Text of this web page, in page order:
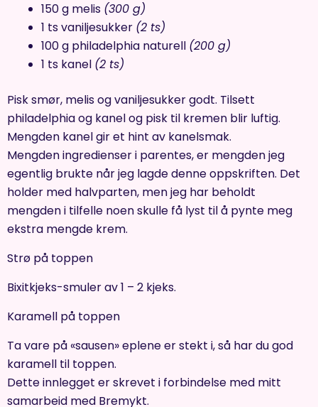
150 g melis (300 g)
1 ts vaniljesukker (2 ts)
100 g philadelphia naturell (200 g)
1 ts kanel (2 ts)
Pisk smør, melis og vaniljesukker godt. Tilsett
philadelphia og kanel og pisk til kremen blir luftig.
Mengden kanel gir et hint av kanelsmak.
Mengden ingredienser i parentes, er mengden jeg
egentlig brukte når jeg lagde denne oppskriften. Det
holder med halvparten, men jeg har beholdt
mengden i tilfelle noen skulle få lyst til å pynte meg
ekstra mengde krem.
Strø på toppen
Bixitkjeks-smuler av 1 – 2 kjeks.
Karamell på toppen
Ta vare på «sausen» eplene er stekt i, så har du god
karamell til toppen.
Dette innlegget er skrevet i forbindelse med mitt
samarbeid med Bremykt.